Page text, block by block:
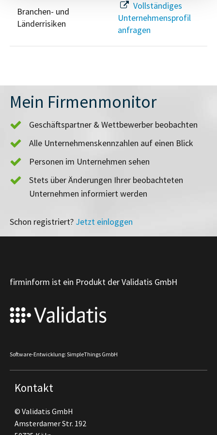
Branchen- und
Länderrisiken
Vollständiges
Unternehmensprofil
anfragen
Mein Firmenmonitor
Geschäftspartner & Wettbewerber beobachten
Alle Unternehmenskennzahlen auf einen Blick
Personen im Unternehmen sehen
Stets über Änderungen Ihrer beobachteten
Unternehmen informiert werden
Schon registriert? Jetzt einloggen
firminform ist ein Produkt der Validatis GmbH
Software-Entwicklung: SimpleThings GmbH
Kontakt
© Validatis GmbH
Amsterdamer Str. 192